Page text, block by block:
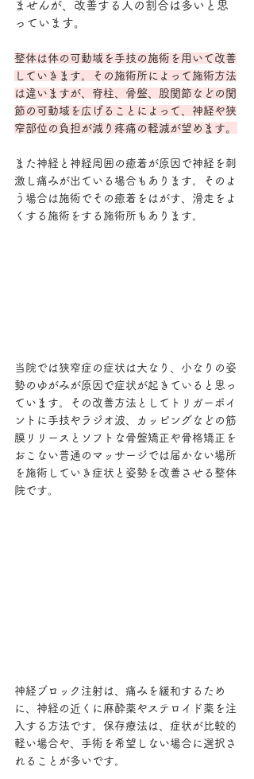
ませんが、改善する人の割合は多いと思
っています。
整体は体の可動域を手技の施術を用いて改善
していきます。その施術所によって施術方法
は違いますが、脊柱、骨盤、股関節などの関
節の可動域を広げることによって、神経や狭
窄部位の負担が減り疼痛の軽減が望めます。
また神経と神経周囲の癒着が原因で神経を刺
激し痛みが出ている場合もあります。そのよ
う場合は施術でその癒着をはがす、滑走をよ
くする施術をする施術所もあります。
当院では狭窄症の症状は大なり、小なりの姿
勢のゆがみが原因で症状が起きていると思っ
ています。その改善方法としてトリガーポイ
ントに手技やラジオ波、カッピングなどの筋
膜リリースとソフトな骨盤矯正や骨格矯正を
おこない普通のマッサージでは届かない場所
を施術していき症状と姿勢を改善させる整体
院です。
神経ブロック注射は、痛みを緩和するため
に、神経の近くに麻酔薬やステロイド薬を注
入する方法です。保存療法は、症状が比較的
軽い場合や、手術を希望しない場合に選択さ
れることが多いです。